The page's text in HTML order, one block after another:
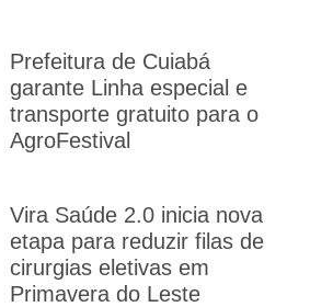
Prefeitura de Cuiabá
garante Linha especial e
transporte gratuito para o
AgroFestival
Vira Saúde 2.0 inicia nova
etapa para reduzir filas de
cirurgias eletivas em
Primavera do Leste